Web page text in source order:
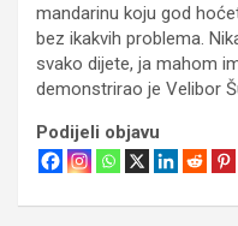
mandarinu koju god
bez ikakvih problema.
svako dijete, ja mahom
demonstrirao je Velibor
Podijeli objavu